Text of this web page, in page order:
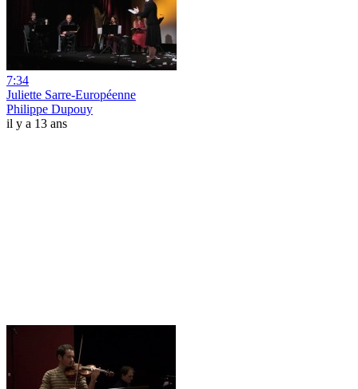
7:34
Juliette Sarre-Européenne
Philippe Dupouy
il y a 13 ans